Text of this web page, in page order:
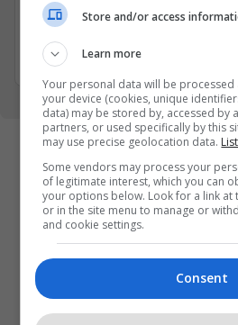
Shërbime te Klientëve
Krushë e madhe
17 Korrik 2026
Store and/or access
Learn more
Your personal data will be
your device (cookies, unique
data) may be stored by, accessed by
partners, or used specifically by this
may use precise geolocation data.
Some vendors may process your
of legitimate interest, which you can
your options below. Look for a link
or in the site menu to manage or
and cookie settings.
Consent